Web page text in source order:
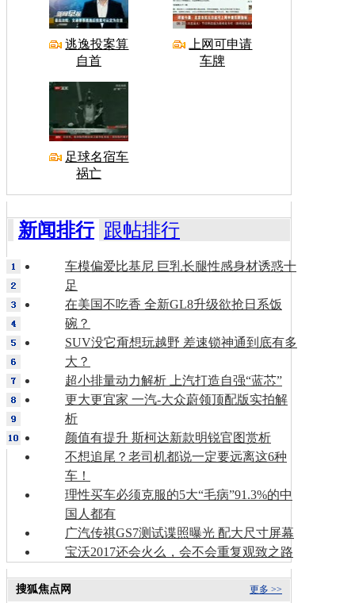
逃逸投案算
自首
上网可申请
车牌
足球名宿车
祸亡
新闻排行 跟帖排行
车模偏爱比基尼 巨乳长腿性感身材诱惑十
足
在美国不吃香 全新GL8升级欲抢日系饭
碗？
SUV没它甭想玩越野 差速锁神通到底有多
大？
超小排量动力解析 上汽打造自强“蓝芯”
更大更宜家 一汽-大众蔚领顶配版实拍解
析
颜值有提升 斯柯达新款明锐官图赏析
不想追尾？老司机都说一定要远离这6种
车！
理性买车必须克服的5大“毛病”91.3%的中
国人都有
广汽传祺GS7测试谍照曝光 配大尺寸屏幕
宝沃2017还会火么，会不会重复观致之路
更多 >>
搜狐焦点网